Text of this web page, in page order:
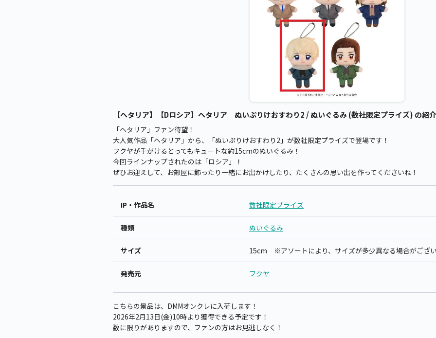
【ヘタリア】【Dロシア】ヘタリア ぬいぷりけおすわり2 / ぬいぐるみ (数社限定プライズ) の紹介
「ヘタリア」ファン待望！
大人気作品「ヘタリア」から、「ぬいぷりけおすわり2」が数社限定プライズで登場です！
フクヤが手がけるとってもキュートな約15cmのぬいぐるみ！
今回ラインナップされたのは「ロシア」！
ぜひお迎えして、お部屋に飾ったり一緒にお出かけしたり、たくさんの思い出を作ってくださいね！
IP・作品名 数社限定プライズ
種類 ぬいぐるみ
サイズ 15cm ※アソートにより、サイズが多少異なる場合がござ
発売元 フクヤ
こちらの景品は、DMMオンクレに入荷します！
2026年2月13日(金)10時より獲得できる予定です！
数に限りがありますので、ファンの方はお見逃しなく！